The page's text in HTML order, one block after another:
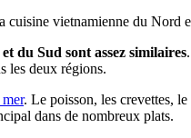
cuisine vietnamienne du Nord
du Sud sont assez similaires
les deux régions.
. Le poisson, les crevettes,
dans de nombreux plats.